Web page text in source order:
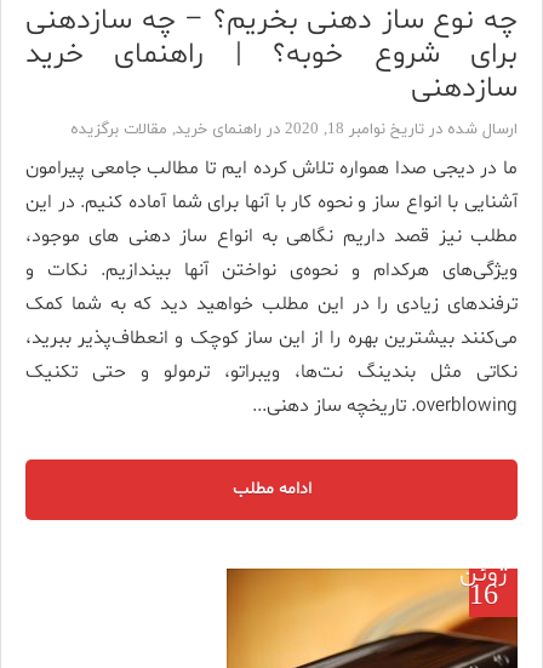
چه نوع ساز دهنی بخریم؟ – چه سازدهنی
برای شروع خوبه؟ | راهنمای خرید
سازدهنی
ارسال شده در تاریخ نوامبر 18, 2020 در راهنمای خرید, مقالات برگزیده
ما در دیجی صدا همواره تلاش کرده ایم تا مطالب جامعی پیرامون
آشنایی با انواع ساز و نحوه کار با آنها برای شما آماده کنیم. در این
مطلب نیز قصد داریم نگاهی به انواع ساز دهنی های موجود،
ویژگی‌های هرکدام و نحوه‌ی نواختن آنها بیندازیم. نکات و
ترفندهای زیادی را در این مطلب خواهید دید که به شما کمک
می‌کنند بیشترین بهره را از این ساز کوچک و انعطاف‌پذیر ببرید،
نکاتی مثل بندینگ نت‌ها، ویبراتو، ترمولو و حتی تکنیک
overblowing. تاریخچه ساز دهنی...
ادامه مطلب
ژوئن
16